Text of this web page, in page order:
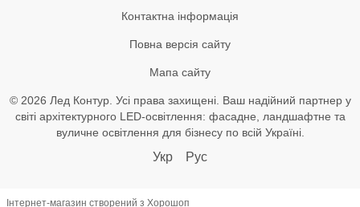
Контактна інформація
Повна версія сайту
Мапа сайту
© 2026 Лед Контур. Усі права захищені. Ваш надійний партнер у
світі архітектурного LED-освітлення: фасадне, ландшафтне та
вуличне освітлення для бізнесу по всій Україні.
Укр Рус
Інтернет-магазин створений з Хорошоп